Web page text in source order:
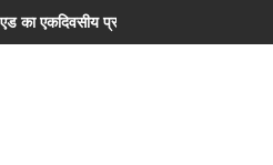
का एकदिवसीय प्रशिक्षण लिया। "हर खबर